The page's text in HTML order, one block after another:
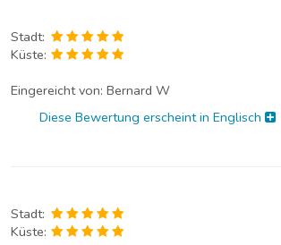
Stadt:
Küste:
Eingereicht von: Bernard W
Diese Bewertung erscheint in Englisch
Stadt:
Küste: